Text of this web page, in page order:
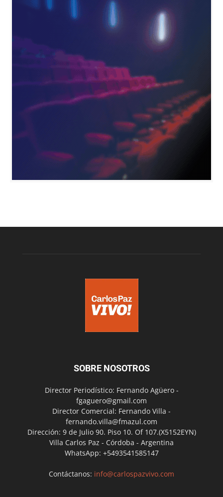
SOBRE NOSOTROS
Director Periodístico: Fernando Agüero -
fgaguero@gmail.com
Director Comercial: Fernando Villa -
fernando.villa@fmazul.com
Dirección: 9 de Julio 90. Piso 10. Of 107.(X5152EYN)
Villa Carlos Paz - Córdoba - Argentina
WhatsApp: +5493541585147
Contáctanos: info@carlospazvivo.com